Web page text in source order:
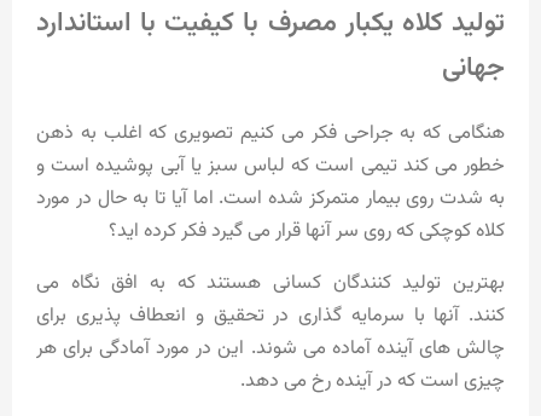
تولید کلاه یکبار مصرف با کیفیت با استاندارد
جهانی
هنگامی که به جراحی فکر می کنیم تصویری که اغلب به ذهن
خطور می کند تیمی است که لباس سبز یا آبی پوشیده است و
به شدت روی بیمار متمرکز شده است. اما آیا تا به حال در مورد
کلاه کوچکی که روی سر آنها قرار می گیرد فکر کرده اید؟
بهترین تولید کنندگان کسانی هستند که به افق نگاه می
کنند. آنها با سرمایه گذاری در تحقیق و انعطاف پذیری برای
چالش های آینده آماده می شوند. این در مورد آمادگی برای هر
چیزی است که در آینده رخ می دهد.